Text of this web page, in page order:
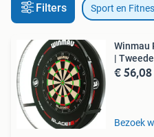
Filters Sport en
Winmau
|
€ 56,08
Bezoek